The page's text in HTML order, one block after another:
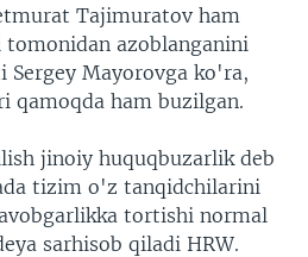
Tajimuratov ham
azoblanganini
Sergey Mayorovga ko'ra,
qamoqda ham buzilgan.
jinoiy huquqbuzarlik deb
tizim o'z tanqidchilarini
tortishi normal
sarhisob qiladi HRW.